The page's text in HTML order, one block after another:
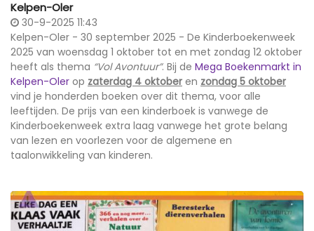
Kelpen-Oler
30-9-2025 11:43
Kelpen-Oler - 30 september 2025 - De Kinderboekenweek
2025 van woensdag 1 oktober tot en met zondag 12 oktober
heeft als thema “Vol Avontuur”. Bij de Mega Boekenmarkt in
Kelpen-Oler op zaterdag 4 oktober en zondag 5 oktober
vind je honderden boeken over dit thema, voor alle
leeftijden. De prijs van een kinderboek is vanwege de
Kinderboekenweek extra laag vanwege het grote belang
van lezen en voorlezen voor de algemene en
taalonwikkeling van kinderen.